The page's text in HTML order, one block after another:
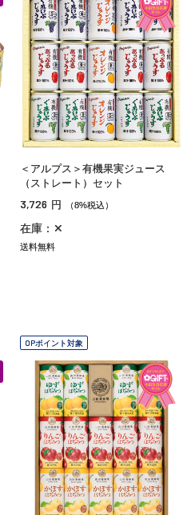
＜アルプス＞有機果実ジュース
（ストレート）セット
3,726 円 （8%税込）
在庫：✕
送料無料
OPポイント対象